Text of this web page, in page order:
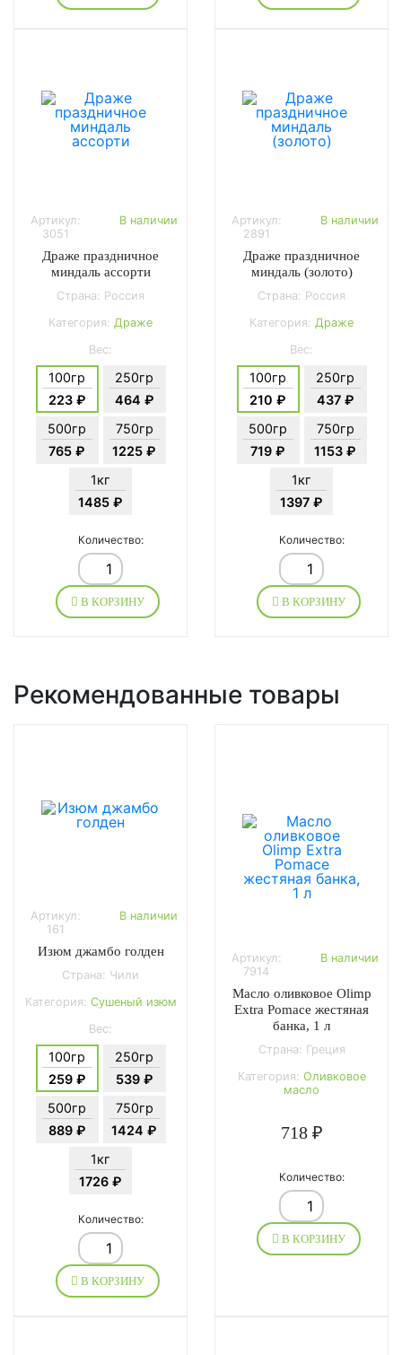
Артикул:
3051
В наличии
Драже праздничное
миндаль ассорти
Страна: Россия
Категория: Драже
Вес:
100гр
223 ₽
250гр
464 ₽
500гр
765 ₽
750гр
1225 ₽
1кг
1485 ₽
Количество:
В КОРЗИНУ
Артикул:
2891
В наличии
Драже праздничное
миндаль (золото)
Страна: Россия
Категория: Драже
Вес:
100гр
210 ₽
250гр
437 ₽
500гр
719 ₽
750гр
1153 ₽
1кг
1397 ₽
Количество:
В КОРЗИНУ
Рекомендованные товары
Артикул:
161
В наличии
Изюм джамбо голден
Страна: Чили
Категория: Сушеный изюм
Вес:
100гр
259 ₽
250гр
539 ₽
500гр
889 ₽
750гр
1424 ₽
1кг
1726 ₽
Количество:
В КОРЗИНУ
Артикул:
7914
В наличии
Масло оливковое Olimp
Extra Pomace жестяная
банка, 1 л
Страна: Греция
Категория: Оливковое
масло
718 ₽
Количество:
В КОРЗИНУ